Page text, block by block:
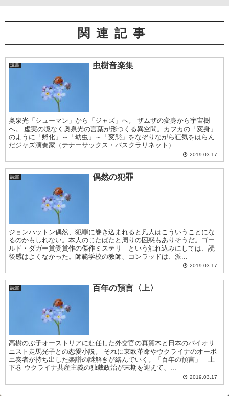
関連記事
読書 虫樹音楽集
奥泉光「シューマン」から「ジャズ」へ。 ザムザの変身から宇宙樹
へ。 虚実の境なく奥泉光の言葉が形つくる異空間。カフカの「変身」
のように「孵化」～「幼虫」～「変態」をなぞりながら狂気をはらん
だジャズ演奏家（テナーサックス・バスクラリネット）...
2019.03.17
読書 偶然の犯罪
ジョンハットン偶然、犯罪に巻き込まれると凡人はこういうことにな
るのかもしれない。本人のじたばたと周りの困惑もありそうだ。ゴー
ルド・ダガー賞受賞作の傑作ミステリ―という触れ込みにしては、読
後感はよくなかった。師範学校の教師、コンラッドは、派...
2019.03.17
読書 百年の預言〈上〉
高樹のぶ子オーストリアに赴任した外交官の真賀木と日本のバイオリ
ニスト走馬光子との恋愛小説。 それに東欧革命やウクライナのオーボ
エ奏者が持ち出した楽譜の謎解きが絡んでいく。「百年の預言」 上
下巻 ウクライナ共産主義の独裁政治が末期を迎えて、...
2019.03.17